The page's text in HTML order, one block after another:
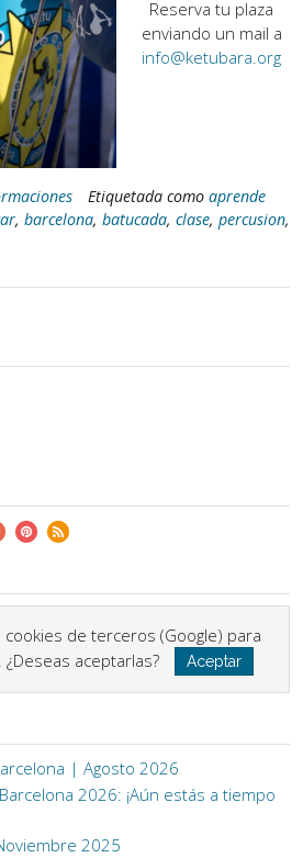
Reserva tu plaza
enviando un mail a
info@ketubara.org
Etiquetada como aprende
, barcelona, batucada, clase, percusion,
de terceros (Google) para
aceptarlas?
Aceptar
| Agosto 2026
2026: ¡Aún estás a tiempo
2025